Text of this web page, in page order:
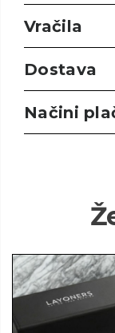
Vračila
Dostava
Načini